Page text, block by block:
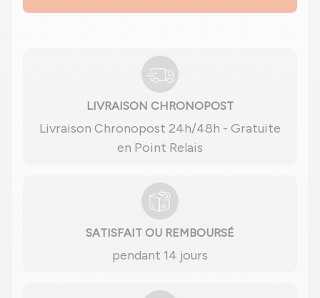
LIVRAISON CHRONOPOST
Livraison Chronopost 24h/48h - Gratuite
en Point Relais
SATISFAIT OU REMBOURSÉ
pendant 14 jours